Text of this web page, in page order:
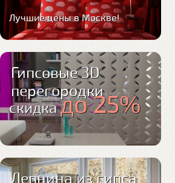
Лучшие цены в Москве!
Гипсовые 3D
перегородки
скидкадо 25%
Лепнина из гипса